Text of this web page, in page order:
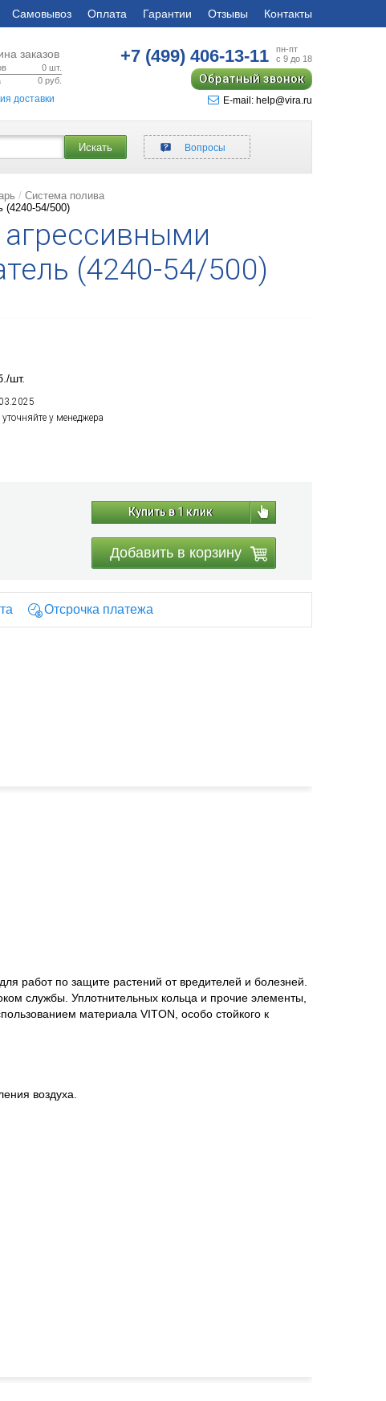
Самовывоз Оплата Гарантии Отзывы Контакты
заказов
0 шт.
0 руб.
доставки
+7 (499)406-13-11
пн-пт
с 9 до 18
Обратный звонок
E-mail: help@vira.ru
Искать Вопросы
Система полива
(4240-54/500)
агрессивными
(4240-54/500)
шт.
у менеджера
Купить в 1 клик
Добавить в корзину
Отсрочка платежа
работ по защите растений от вредителей и болезней.
службы. Уплотнительных кольца и прочие элементы,
материала VITON, особо стойкого к
воздуха.